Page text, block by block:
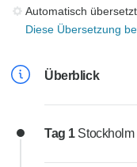
Automatisch
Diese Übersetzung
Überblick
Tag 1 Stockholm